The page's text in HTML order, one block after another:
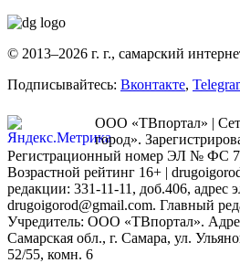
© 2013–2026 г. г., самарский
Подписывайтесь: Вконтакте,
ООО «ТВпортал» |
город».
Регистрационный номер ЭЛ № ФС
Возрастной рейтинг 16+ |
редакции: 331-11-11, доб.406, адрес
drugoigorod@gmail.com. Главный
Учредитель: ООО «ТВпортал».
Самарская обл., г. Самара, ул.
52/55, комн. 6